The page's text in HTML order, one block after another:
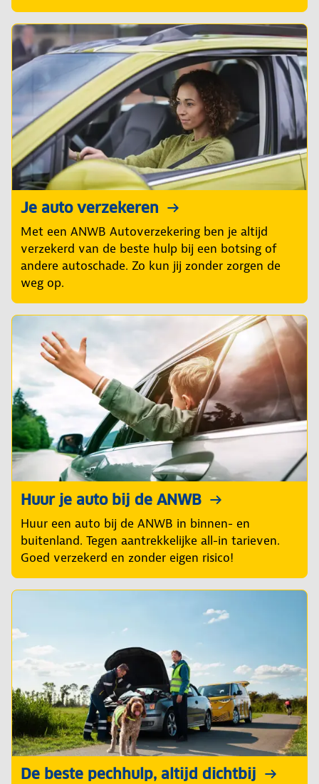
Je auto verzekeren
Met een ANWB Autoverzekering ben je altijd
verzekerd van de beste hulp bij een botsing of
andere autoschade. Zo kun jij zonder zorgen de
weg op.
Huur je auto bij de ANWB
Huur een auto bij de ANWB in binnen- en
buitenland. Tegen aantrekkelijke all-in tarieven.
Goed verzekerd en zonder eigen risico!
De beste pechhulp, altijd dichtbij